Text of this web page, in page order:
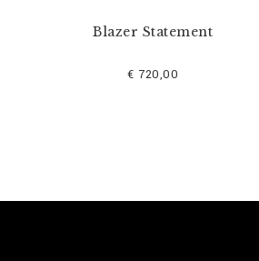
Blazer Statement
€ 720,00